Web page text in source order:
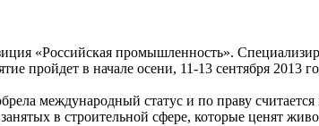
«Российская промышленность».
пройдет в начале осени, 11-13 сентября 2013
международный статус и по праву
в строительной сфере, которые ценят